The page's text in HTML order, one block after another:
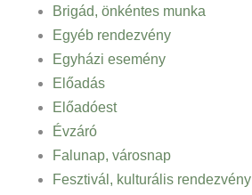
Brigád, önkéntes munka
Egyéb rendezvény
Egyházi esemény
Előadás
Előadóest
Évzáró
Falunap, városnap
Fesztivál, kulturális rendezvény